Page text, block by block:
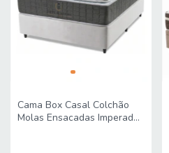
Cama Box Casal Colchão
Molas Ensacadas Imperador